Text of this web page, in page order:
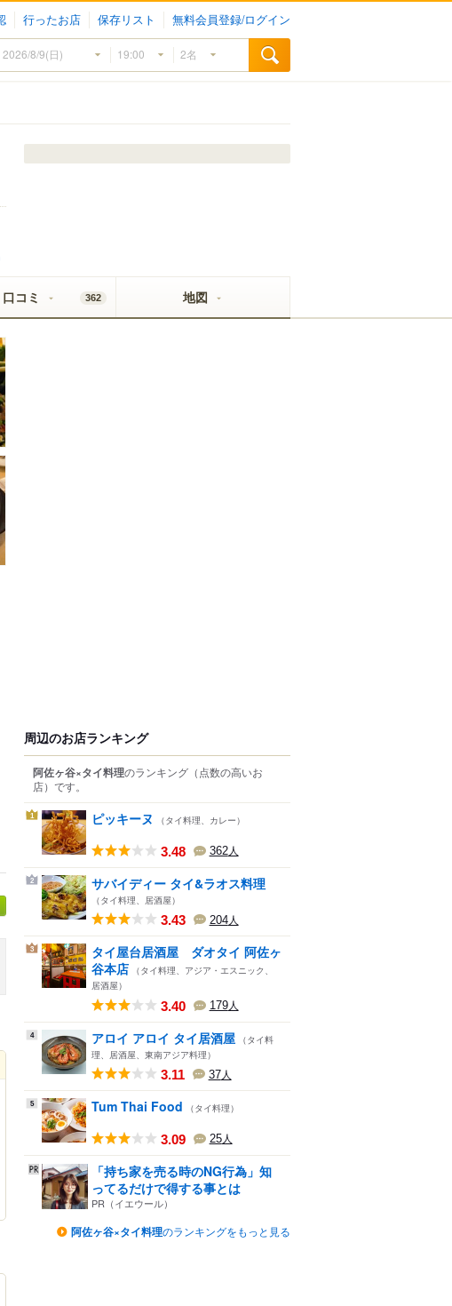
行ったお店 保存リスト 無料会員登録/ログイン
口コミ 362 地図
周辺のお店ランキング
阿佐ヶ谷×タイ料理のランキング （点数の高いお
店） です。
1 ピッキーヌ （タイ料理、カレー）
3.48 362人
2 サバイディー タイ&ラオス料理
（タイ料理、居酒屋）
3.43 204人
3
タイ屋台居酒屋 ダオタイ 阿佐ヶ
谷本店 （タイ料理、アジア・エスニック、
居酒屋）
3.40 179人
4 アロイ アロイ タイ居酒屋 （タイ料
理、居酒屋、東南アジア料理）
3.11 37人
5 Tum Thai Food （タイ料理）
3.09 25人
「持ち家を売る時のNG行為」知
ってるだけで得する事とは
PR（イエウール）
阿佐ヶ谷×タイ料理のランキングをもっと見る